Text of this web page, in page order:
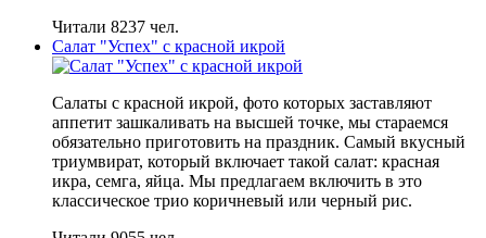
Читали 8237 чел.
Салат "Успех" с красной икрой
Салаты с красной икрой, фото которых заставляют
аппетит зашкаливать на высшей точке, мы стараемся
обязательно приготовить на праздник. Самый вкусный
триумвират, который включает такой салат: красная
икра, семга, яйца. Мы предлагаем включить в это
классическое трио коричневый или черный рис.